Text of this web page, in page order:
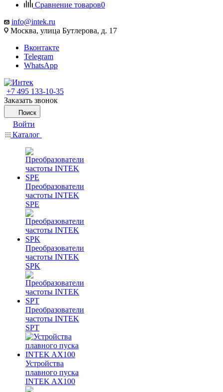
Сравнение товаров0
info@intek.ru
Москва, улица Бутлерова, д. 17
Вконтакте
Telegram
WhatsApp
+7 495 133-10-35
Заказать звонок
Поиск
Войти
Каталог
Преобразователи
частоты INTEK
SPE
Преобразователи
частоты INTEK
SPK
Преобразователи
частоты INTEK
SPT
Устройства
плавного пуска
INTEK AX100